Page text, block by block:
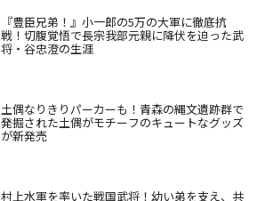
『豊臣兄弟！』小一郎の5万の大軍に徹底抗
戦！切腹覚悟で長宗我部元親に降伏を迫った武
将・谷忠澄の生涯
土偶なりきりパーカーも！青森の縄文遺跡群で
発掘された土偶がモチーフのキュートなグッズ
が新発売
村上水軍を率いた戦国武将！幼い弟を支え、共